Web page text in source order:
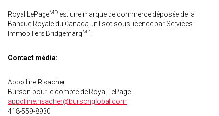
Royal LePageMD est une marque de commerce déposée de la
Banque Royale du Canada, utilisée sous licence par Services
Immobiliers BridgemarqMD.
Contact média:
Appolline Risacher
Burson pour le compte de Royal LePage
appolline.risacher@bursonglobal.com
418-559-8930